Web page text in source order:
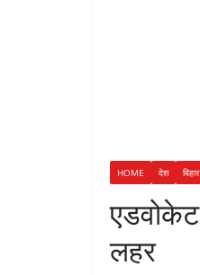
HOME देश बिहार
लहर